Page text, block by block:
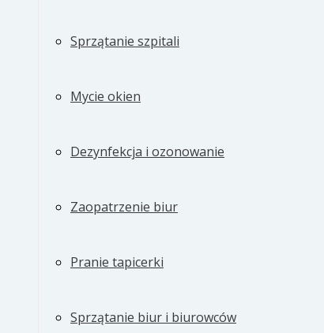
Sprzątanie szpitali
Mycie okien
Dezynfekcja i ozonowanie
Zaopatrzenie biur
Pranie tapicerki
Sprzątanie biur i biurowców